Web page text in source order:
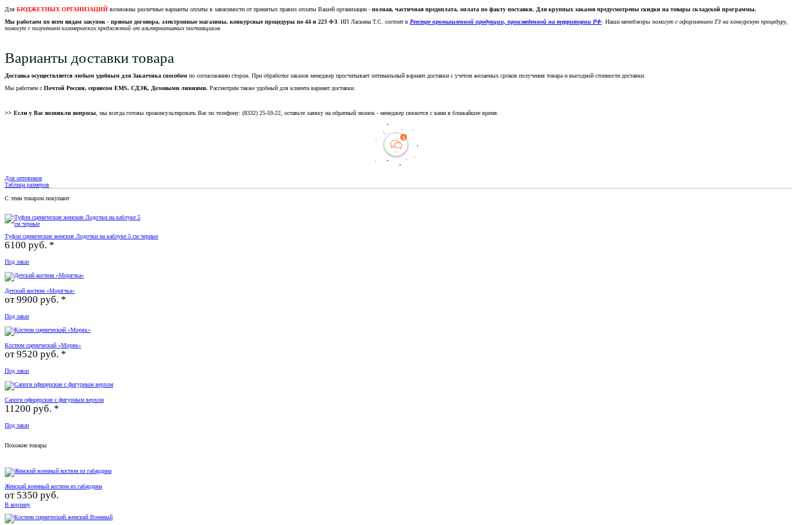
Для БЮДЖЕТНЫХ ОРГАНИЗАЦИЙ возможны различные варианты оплаты в зависимости от принятых правил оплаты Вашей организации - полная, частичная предоплата, оплата по факту поставки. Для крупных заказов предусмотрены скидки на товары складской программы.
Мы работаем по всем видам закупок - прямые договора, электронные магазины, конкурсные процедуры по 44 и 223 ФЗ. ИП Ласкина Т.С. состоит в Реестре промышленной продукции, произведенной на территории РФ. Наши менеджеры помогут с оформлением ТЗ на конкурсную процедуру,
помогут с получением коммерческих предложений от альтернативных поставщиков.
Варианты доставки товара
Доставка осуществляется любым удобным для Заказчика способом по согласованию сторон. При обработке заказов менеджер просчитывает оптимальный вариант доставки с учетом желаемых сроков получения товара и выгодной стоимости доставки.
Мы работаем с Почтой России, сервисом EMS, СДЭК, Деловыми линиями. Рассмотрим также удобный для клиента вариант доставки.
>> Если у Вас возникли вопросы, мы всегда готовы проконсультировать Вас по телефону: (8332) 25-59-22, оставьте заявку на обратный звонок - менеджер свяжется с вами в ближайшее время.
Для оптовиков
Таблица размеров
С этим товаром покупают
Туфли сценические женские Лодочки на каблуке 5 см черные
6100 руб. *
Под заказ
Детский костюм «Морячка»
от9900 руб. *
Под заказ
Костюм сценический «Моряк»
от9520 руб. *
Под заказ
Сапоги офицерские с фигурным верхом
11200 руб. *
Под заказ
Похожие товары
Женский военный костюм из габардина
от 5350 руб.
В корзину